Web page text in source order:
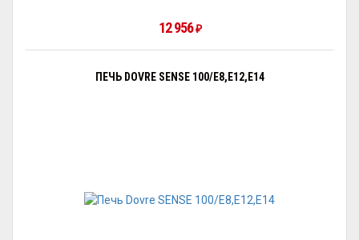
12 956 ₽
ПЕЧЬ DOVRE SENSE 100/E8,E12,E14